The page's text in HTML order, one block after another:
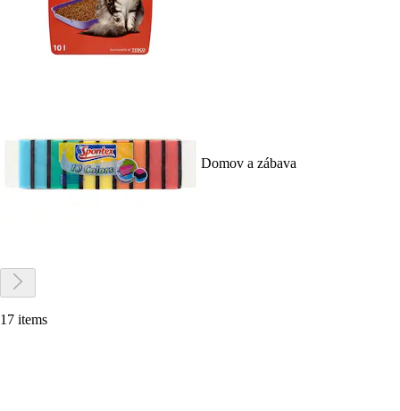
Domov a zábava
17 items